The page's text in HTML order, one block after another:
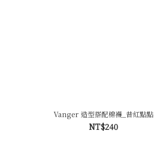
Vanger 造型搭配棉襪_昔紅點點
NT$240